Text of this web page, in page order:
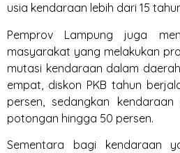
usia kendaraan lebih dari 15
Pemprov Lampung juga
masyarakat yang melakukan
mutasi kendaraan dalam
empat, diskon PKB tahun
persen, sedangkan
potongan hingga 50 persen.
Sementara bagi kendaraan